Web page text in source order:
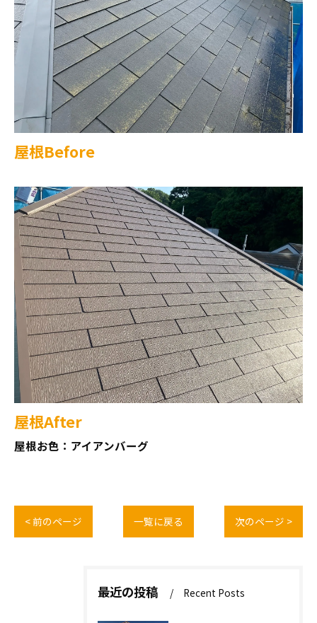
屋根Before
屋根After
屋根お色：アイアンバーグ
< 前のページ 一覧に戻る 次のページ >
最近の投稿 Recent Posts